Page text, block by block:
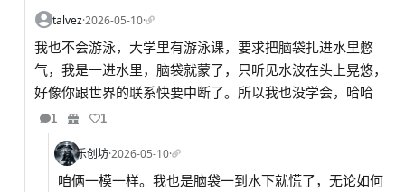
talvez·2026-05-10·
我也不会游泳，大学里有游泳课，要求把脑袋扎进水里憋
气，我是一进水里，脑袋就蒙了，只听见水波在头上晃悠，
好像你跟世界的联系快要中断了。所以我也没学会，哈哈
1 1
乐创坊·2026-05-10·
咱俩一模一样。我也是脑袋一到水下就慌了，无论如何